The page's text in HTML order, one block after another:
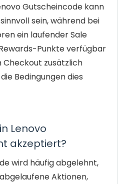
Gutscheincode kann
sein, während bei
ein laufender Sale
Punkte verfügbar
Checkout zusätzlich
Bedingungen dies
Lenovo
akzeptiert?
wird häufig abgelehnt,
Aktionen,